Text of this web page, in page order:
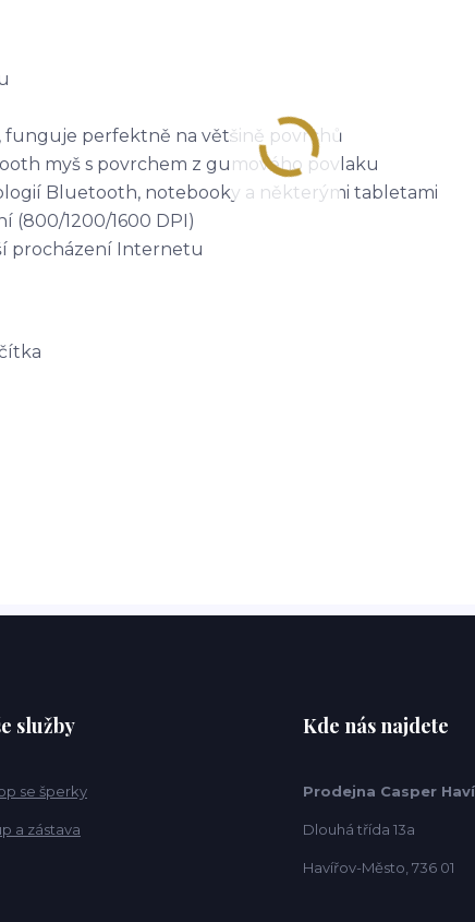
funguje perfektně na většině povrchů
myš s povrchem z gumového povlaku
Bluetooth, notebooky a některými tabletami
(800/1200/1600 DPI)
procházení Internetu
služby
se šperky
a zástava
Kde nás najdete
Prodejna Casper
Dlouhá třída 13a
Havířov-Město, 736 01